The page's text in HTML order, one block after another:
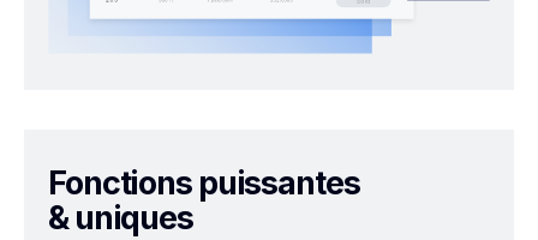
Fonctions puissantes
& uniques